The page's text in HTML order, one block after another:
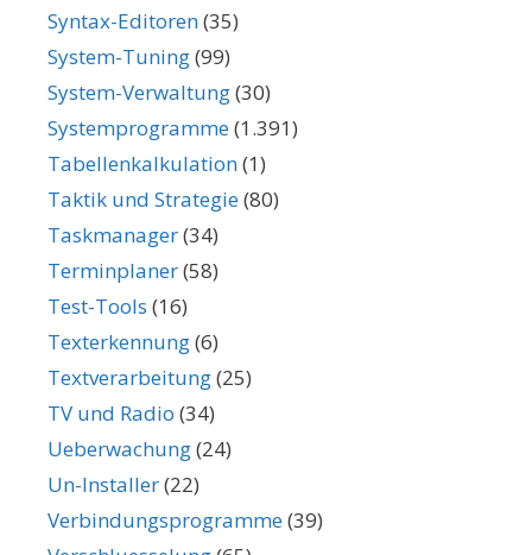
Syntax-Editoren(35)
System-Tuning(99)
System-Verwaltung(30)
Systemprogramme(1.391)
Tabellenkalkulation(1)
Taktik und Strategie(80)
Taskmanager(34)
Terminplaner(58)
Test-Tools (16)
Texterkennung(6)
Textverarbeitung(25)
TV und Radio (34)
Ueberwachung(24)
Un-Installer(22)
Verbindungsprogramme(39)